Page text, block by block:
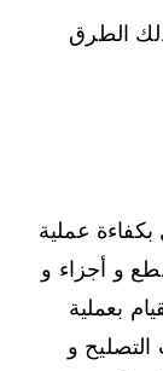
الطرق
بكفاءة عملية
و أجزاء و
بعملية
و